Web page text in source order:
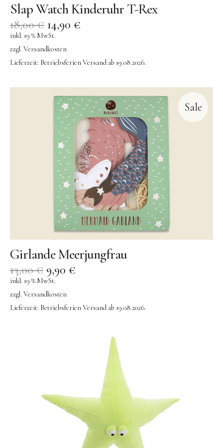
Slap Watch Kinderuhr T-Rex
18,00€ 14,90 €
inkl. 19 % MwSt.
zzgl. Versandkosten
Lieferzeit: Betriebsferien Versand ab 19.08.2026.
Sale
Girlande Meerjungfrau
13,00€ 9,90 €
inkl. 19 % MwSt.
zzgl. Versandkosten
Lieferzeit: Betriebsferien Versand ab 19.08.2026.